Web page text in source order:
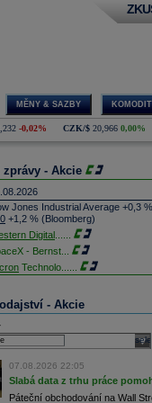
MĚNY & SAZBY
-0,02% CZK/$ 20,966 0,00%
zprávy - Akcie
Jones Industrial Average +0,3
+1,2 % (Bloomberg)
Digital
- Bernst
Technolo
obchodů s akciemi na
za poslední rok je 0,665
výroby balistických střel
dobu potrvá. Agentuře
Papperger. Společná výroba
arzenál Spojeným státům,
- Akcie
07.08.2026 22:05
Slabá data z trhu práce
Páteční obchodování na Wall